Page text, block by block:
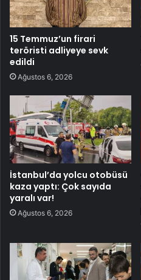
15 Temmuz’un firari
teröristi adliyeye sevk
edildi
Ağustos 6, 2026
İstanbul’da yolcu otobüsü
kaza yaptı: Çok sayıda
yaralı var!
Ağustos 6, 2026